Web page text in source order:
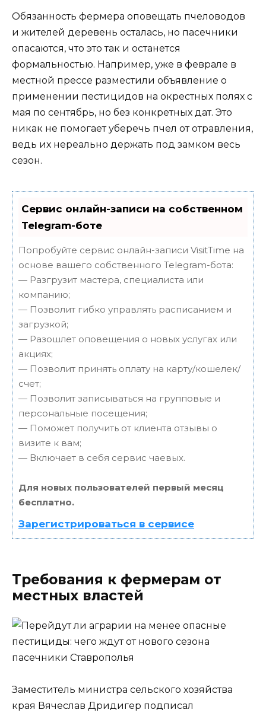
Обязанность фермера оповещать пчеловодов
и жителей деревень осталась, но пасечники
опасаются, что это так и останется
формальностью. Например, уже в феврале в
местной прессе разместили объявление о
применении пестицидов на окрестных полях с
мая по сентябрь, но без конкретных дат. Это
никак не помогает уберечь пчел от отравления,
ведь их нереально держать под замком весь
сезон.
Сервис онлайн-записи на собственном
Telegram-боте
Попробуйте сервис онлайн-записи VisitTime на
основе вашего собственного Telegram-бота:
— Разгрузит мастера, специалиста или
компанию;
— Позволит гибко управлять расписанием и
загрузкой;
— Разошлет оповещения о новых услугах или
акциях;
— Позволит принять оплату на карту/кошелек/
счет;
— Позволит записываться на групповые и
персональные посещения;
— Поможет получить от клиента отзывы о
визите к вам;
— Включает в себя сервис чаевых.
Для новых пользователей первый месяц
бесплатно.
Зарегистрироваться в сервисе
Требования к фермерам от
местных властей
Заместитель министра сельского хозяйства
края Вячеслав Дридигер подписал